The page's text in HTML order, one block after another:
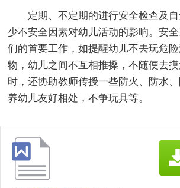
定期、不定期的进行安全检查及
少不安全因素对幼儿活动的影响。安
们的首要工作，如提醒幼儿不去玩危
物，幼儿之间不互相推搡，不随便去
时，还协助教师传授一些防火、防水
养幼儿友好相处，不争玩具等。